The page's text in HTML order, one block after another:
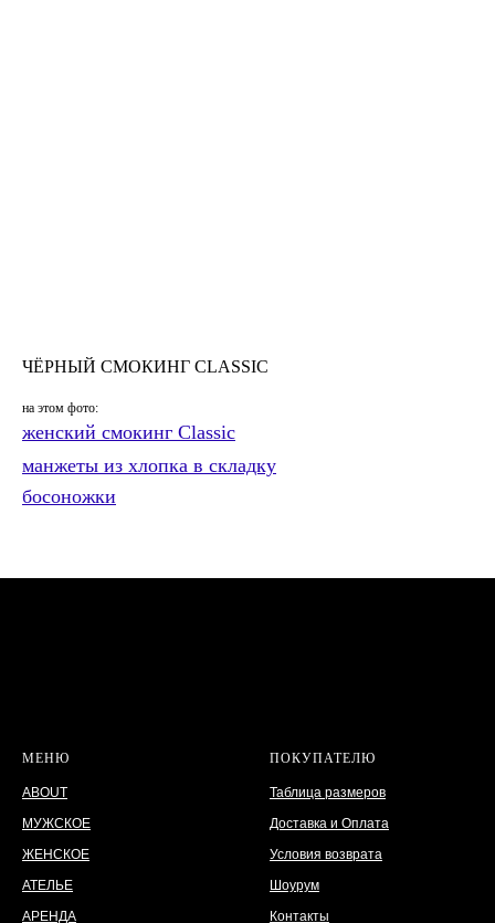
ЧЁРНЫЙ СМОКИНГ CLASSIC
на этом фото:
женский смокинг Classic
манжеты из хлопка в складку
босоножки
МЕНЮ
ABOUT
МУЖСКОЕ
ЖЕНСКОЕ
АТЕЛЬЕ
АРЕНДА
ПОКУПАТЕЛЮ
Таблица размеров
Доставка и Оплата
Условия возврата
Шоурум
Контакты